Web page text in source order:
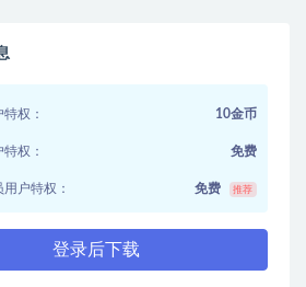
权： 10金币
权： 免费
户特权： 免费 推荐
登录后下载